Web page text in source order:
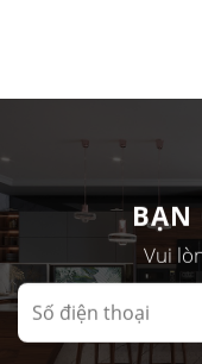
BẠN
Vui